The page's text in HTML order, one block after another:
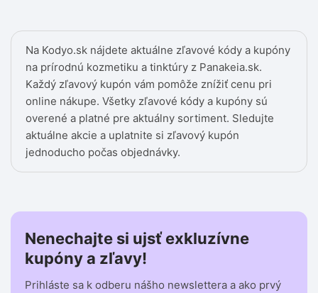
Na Kodyo.sk nájdete aktuálne zľavové kódy a kupóny
na prírodnú kozmetiku a tinktúry z Panakeia.sk.
Každý zľavový kupón vám pomôže znížiť cenu pri
online nákupe. Všetky zľavové kódy a kupóny sú
overené a platné pre aktuálny sortiment. Sledujte
aktuálne akcie a uplatnite si zľavový kupón
jednoducho počas objednávky.
Nenechajte si ujsť exkluzívne
kupóny a zľavy!
Prihláste sa k odberu nášho newslettera a ako prvý